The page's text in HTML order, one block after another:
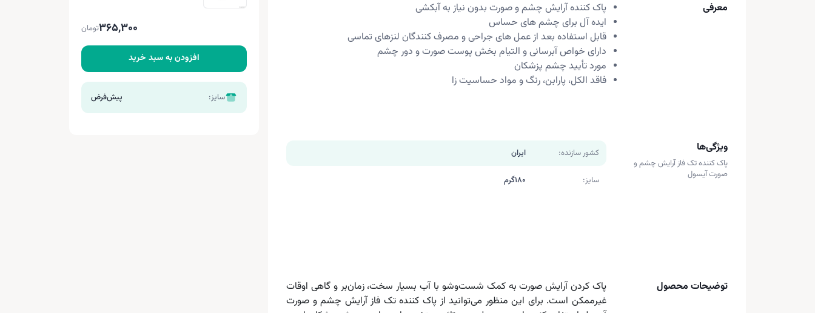
معرفی
پاک کننده آرایش چشم و صورت بدون نیاز به آبکشی
ایده آل برای چشم های حساس
قابل استفاده بعد از عمل های جراحی و مصرف کنندگان لنزهای تماسی
دارای خواص آبرسانی و التیام بخش پوست صورت و دور چشم
مورد تأیید چشم پزشکان
فاقد الکل، پارابن، رنگ و مواد حساسیت زا
ویژگی‌ها
پاک کننده تک فاز آرایش چشم و
صورت آیسول
کشور سازنده: ایران
سایز: 180گرم
توضیحات محصول
پاک کردن آرایش صورت به کمک شست‌وشو با آب بسیار سخت، زمان‌بر و گاهی اوقات
غیرممکن است. برای این منظور می‌توانید از پاک کننده تک فاز آرایش چشم و صورت
365,300تومان
افزودن به سبد خرید
سایز: پیش‌فرض